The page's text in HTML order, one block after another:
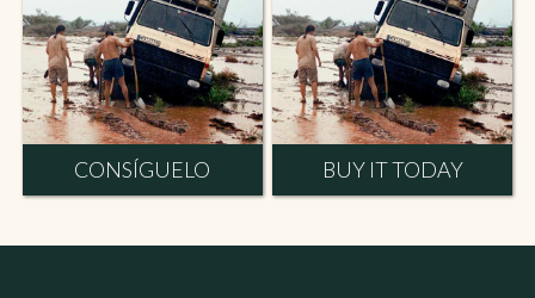
CONSÍGUELO BUY IT TODAY